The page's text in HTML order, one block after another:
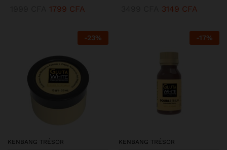
1799 CFA 3149 CFA
-23%
KENBANG TRÉSOR
-17%
KENBANG TRÉSOR